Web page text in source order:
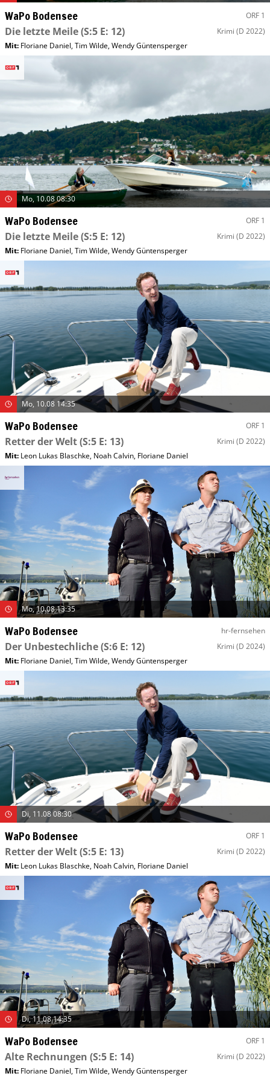
WaPo Bodensee ORF 1
Die letzte Meile(S:5 E: 12) Krimi (D 2022)
Mit: Floriane Daniel,Tim Wilde,Wendy Güntensperger
Mo, 10.08 08:30
WaPo Bodensee ORF 1
Die letzte Meile(S:5 E: 12) Krimi (D 2022)
Mit: Floriane Daniel,Tim Wilde,Wendy Güntensperger
Mo, 10.08 14:35
WaPo Bodensee ORF 1
Retter der Welt(S:5 E: 13) Krimi (D 2022)
Mit: Leon Lukas Blaschke, Noah Calvin, Floriane Daniel
Mo, 10.08 13:35
WaPo Bodensee hr-fernsehen
Der Unbestechliche(S:6 E: 12) Krimi (D 2024)
Mit: Floriane Daniel,Tim Wilde,Wendy Güntensperger
Di, 11.08 08:30
WaPo Bodensee ORF 1
Retter der Welt(S:5 E: 13) Krimi (D 2022)
Mit: Leon Lukas Blaschke, Noah Calvin, Floriane Daniel
Di, 11.08 14:35
WaPo Bodensee ORF 1
Alte Rechnungen (S:5 E: 14) Krimi (D 2022)
Mit: Floriane Daniel,Tim Wilde,Wendy Güntensperger